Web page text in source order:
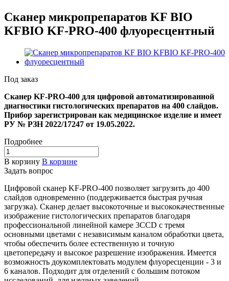
Сканер микропрепаратов KF BIO
KFBIO KF-PRO-400 флуоресцентный
Под заказ
Сканер KF-PRO-400 для цифровой автоматизированной
диагностики гистологических препаратов на 400 слайдов.
Прибор зарегистрирован как медицинское изделие и имеет
РУ № РЗН 2022/17247 от 19.05.2022.
Подробнее
В корзину В корзине
Задать вопрос
Цифровой сканер KF-PRO-400 позволяет загрузить до 400
слайдов одновременно (поддерживается быстрая ручная
загрузка). Сканер делает высокоточные и высококачественные
изображение гистологических препаратов благодаря
профессиональной линейной камере 3CCD с тремя
основными цветами с независимым каналом обработки цвета,
чтобы обеспечить более естественную и точную
цветопередачу и высокое разрешение изображения. Имеется
возможность доукомплектовать модулем флуоресценции - 3 и
6 каналов. Подходит для отделений с большим потоком